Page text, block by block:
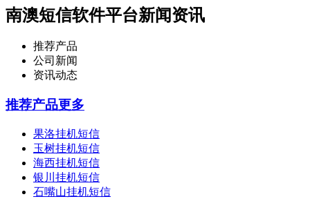
南澳短信软件平台新闻资讯
推荐产品
公司新闻
资讯动态
推荐产品更多
果洛挂机短信
玉树挂机短信
海西挂机短信
银川挂机短信
石嘴山挂机短信